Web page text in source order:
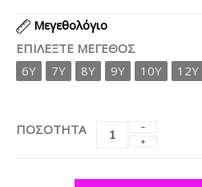
Μεγεθολόγιο
ΕΠΙΛΈΞΤΕ ΜΈΓΕΘΟΣ
6Y
7Y 8Y 9Y 10Y 12Y
ΠΟΣΟΤΗΤΑ